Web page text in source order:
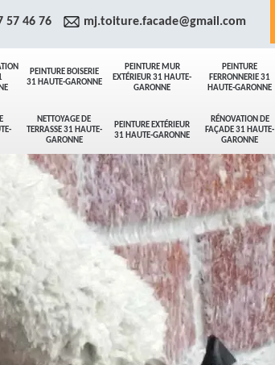
PEINTURE BOISERIE
31 HAUTE-GARONNE
PEINTURE MUR
EXTÉRIEUR 31 HAUTE-
GARONNE
PEINTURE
FERRONNERIE 31
HAUTE-GARONNE
NETTOYAGE DE
TERRASSE 31 HAUTE-
GARONNE
PEINTURE EXTÉRIEUR
31 HAUTE-GARONNE
RÉNOVATION DE
FAÇADE 31 HAUTE-
GARONNE
57 46 76 mj.toiture.facade@gmail.com